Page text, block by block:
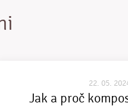
22. 05.
Jak a proč